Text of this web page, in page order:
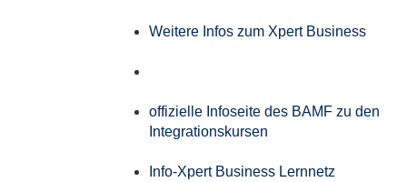
Weitere Infos zum Xpert Business
offizielle Infoseite des BAMF zu den
Integrationskursen
Info-Xpert Business Lernnetz